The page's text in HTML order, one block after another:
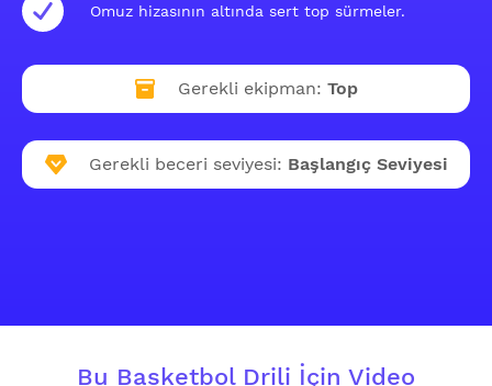
Omuz hizasının altında sert top sürmeler.
Gerekli ekipman: Top
Gerekli beceri seviyesi: Başlangıç Seviyesi
Bu Basketbol Drili İçin Video